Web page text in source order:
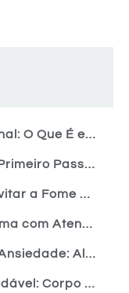
Entendendo a Fome Emocional: O Que É e Como Surge?
Identifique Seus Gatilhos: O Primeiro Passo para o Controle
Estratégias Práticas para Evitar a Fome Emocional
Alimentação Consciente: Coma com Atenção Plena
Gerenciando o Estresse e a Ansiedade: Aliados do Bem-Estar
Construindo uma Rotina Saudável: Corpo e Mente em Equilíbrio